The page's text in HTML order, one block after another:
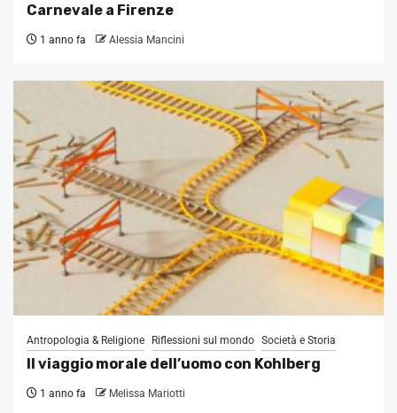
Carnevale a Firenze
1 anno fa Alessia Mancini
Antropologia & Religione Riflessioni sul mondo Società e Storia
Il viaggio morale dell’uomo con Kohlberg
1 anno fa Melissa Mariotti